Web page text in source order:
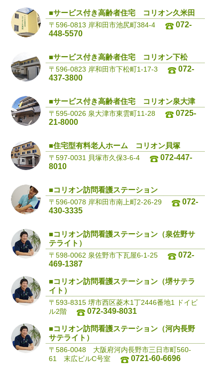
■サービス付き高齢者住宅 コリオン久米田
〒596-0813 岸和田市池尻町384-4
072-
448-5570
■サービス付き高齢者住宅 コリオン下松
〒596-0823 岸和田市下松町1-17-3
072-
437-3800
■サービス付き高齢者住宅 コリオン泉大津
〒595-0026 泉大津市東雲町11-28
0725-
21-8000
■住宅型有料老人ホーム コリオン貝塚
〒597-0031 貝塚市久保3-6-4
072-447-
8010
■コリオン訪問看護ステーション
〒596-0078 岸和田市南上町2-26-29
072-
430-3335
■コリオン訪問看護ステーション（泉佐野サ
テライト）
〒598-0062 泉佐野市下瓦屋6-1-25
072-
469-1387
■コリオン訪問看護ステーション（堺サテラ
イト）
〒593-8315 堺市西区菱木1丁2446番地1 ドイビ
ル2階
072-349-8031
■コリオン訪問看護ステーション（河内長野
サテライト）
〒586-0048 大阪府河内長野市三日市町560-
61 末広ビルC号室
0721-60-6696